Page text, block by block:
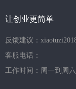
让创业更简单
反馈建议：
客服电话：
工作时间：周一到周六